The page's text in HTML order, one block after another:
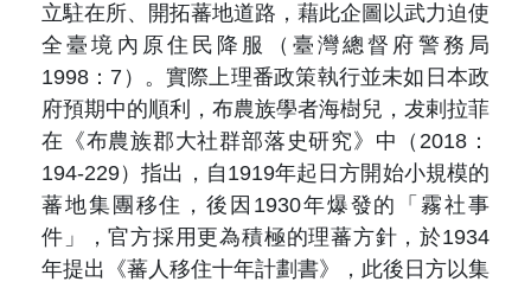
立駐在所、開拓蕃地道路，藉此企圖以武力迫使
全臺境內原住民降服（臺灣總督府警務局
1998：7）。實際上理番政策執行並未如日本政
府預期中的順利，布農族學者海樹兒，犮剌拉菲
在《布農族郡大社群部落史研究》中（2018：
194-229）指出，自1919年起日方開始小規模的
蕃地集團移住，後因1930年爆發的「霧社事
件」，官方採用更為積極的理蕃方針，於1934
年提出《蕃人移住十年計劃書》，此後日方以集